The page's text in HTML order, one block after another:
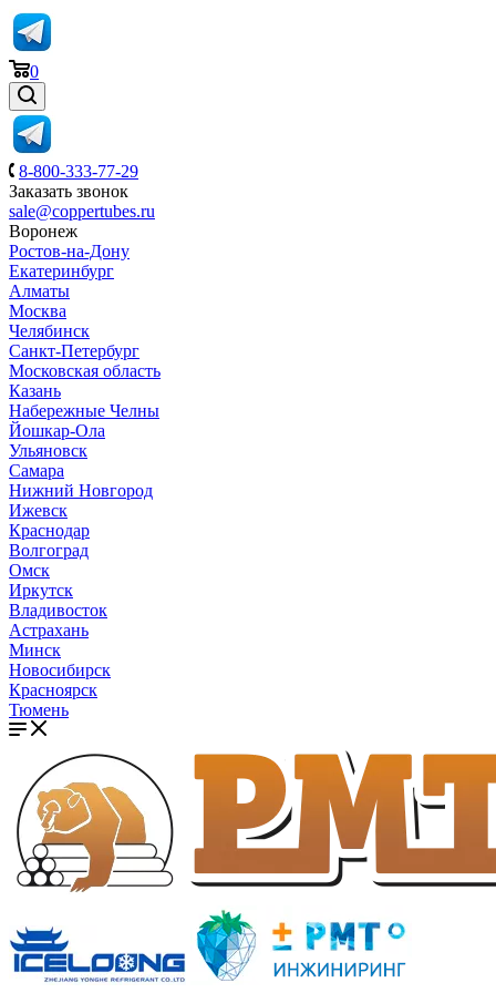
0
8-800-333-77-29
Заказать звонок
sale@coppertubes.ru
Воронеж
Ростов-на-Дону
Екатеринбург
Алматы
Москва
Челябинск
Санкт-Петербург
Московская область
Казань
Набережные Челны
Йошкар-Ола
Ульяновск
Самара
Нижний Новгород
Ижевск
Краснодар
Волгоград
Омск
Иркутск
Владивосток
Астрахань
Минск
Новосибирск
Красноярск
Тюмень